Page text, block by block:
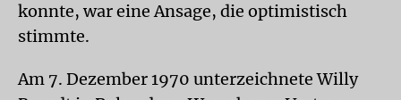
konnte, war eine Ansage, die optimistisch
stimmte.
Am 7. Dezember 1970 unterzeichnete Willy